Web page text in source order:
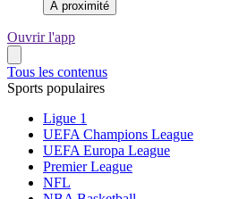
À proximité
Ouvrir l'app
Tous les contenus
Sports populaires
Ligue 1
UEFA Champions League
UEFA Europa League
Premier League
NFL